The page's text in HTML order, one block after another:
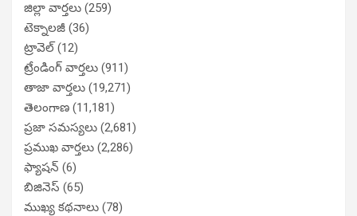
జిల్లా వార్తలు (259)
టెక్నాలజీ (36)
ట్రావెల్(12)
ట్రేండింగ్ వార్తలు (911)
తాజా వార్తలు (19,271)
తెలంగాణ (11,181)
ప్రజా సమస్యలు (2,681)
ప్రముఖ వార్తలు (2,286)
ఫ్యాషన్ (6)
బిజినెస్ (65)
ముఖ్య కథనాలు (78)